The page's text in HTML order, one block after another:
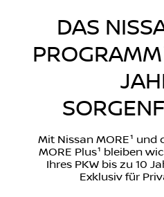
DAS
Mit Nissan MORE¹ und
MORE Plus¹ bleiben
Ihres PKW bis zu 10
Exklusiv für